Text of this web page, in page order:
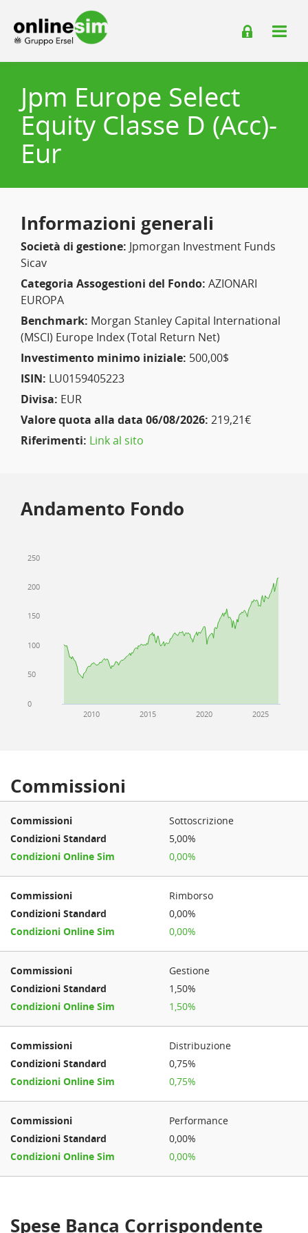
Jpm Europe Select
Equity Classe D (Acc)-
Eur
Informazioni generali
Società di gestione: Jpmorgan Investment Funds
Sicav
Categoria Assogestioni del Fondo: AZIONARI
EUROPA
Benchmark: Morgan Stanley Capital International
(MSCI) Europe Index (Total Return Net)
Investimento minimo iniziale: 500,00$
ISIN: LU0159405223
Divisa: EUR
Valore quota alla data 06/08/2026: 219,21€
Riferimenti: Link al sito
Andamento Fondo
2010 2015 2020 2025
0
50
100
150
200
250
Commissioni
Sottoscrizione
5,00%
0,00%
Rimborso
0,00%
0,00%
Gestione
1,50%
1,50%
Distribuzione
0,75%
0,75%
Performance
0,00%
0,00%
Spese Banca Corrispondente